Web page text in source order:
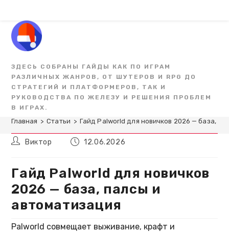
содержимому
ЗДЕСЬ СОБРАНЫ ГАЙДЫ КАК ПО ИГРАМ
РАЗЛИЧНЫХ ЖАНРОВ, ОТ ШУТЕРОВ И RPG ДО
СТРАТЕГИЙ И ПЛАТФОРМЕРОВ, ТАК И
РУКОВОДСТВА ПО ЖЕЛЕЗУ И РЕШЕНИЯ ПРОБЛЕМ
В ИГРАХ.
Главная > Статьи > Гайд Palworld для новичков 2026 — база,
АвторВиктор
Запись12.06.2026
Гайд Palworld для новичков
2026 — база, палсы и
автоматизация
Palworld совмещает выживание, крафт и